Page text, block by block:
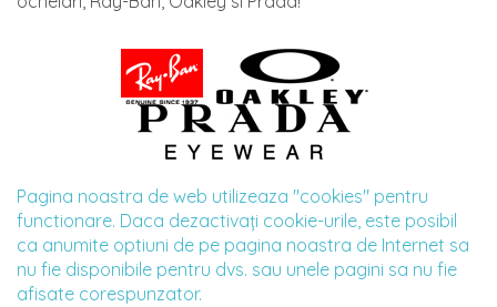
Pagina noastra de web utilizeaza "cookies" pentru
functionare. Daca dezactivaţi cookie-urile, este posibil
ca anumite optiuni de pe pagina noastra de Internet sa
nu fie disponibile pentru dvs. sau unele pagini sa nu fie
afisate corespunzator.